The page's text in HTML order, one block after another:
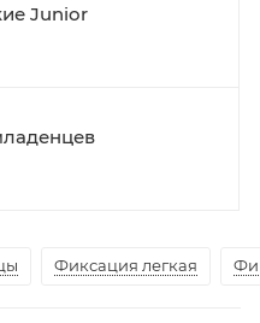
Junior
Фиксация легкая